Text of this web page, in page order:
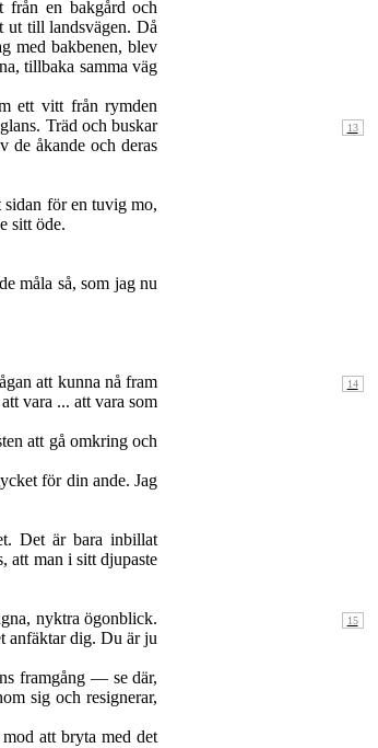
från en bakgård och
ut till landsvägen. Då
med bakbenen, blev
tillbaka samma väg
ett vitt från rymden
Träd och buskar
de åkande och deras
sidan för en tuvig mo,
sitt öde.
måla så, som jag nu
att kunna nå fram
vara ... att vara som
att gå omkring och
för din ande. Jag
Det är bara inbillat
att man i sitt djupaste
nyktra ögonblick.
anfäktar dig. Du är ju
framgång — se där,
sig och resignerar,
att bryta med det